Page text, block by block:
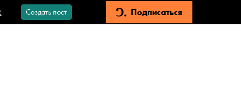
Создать пост Подписаться